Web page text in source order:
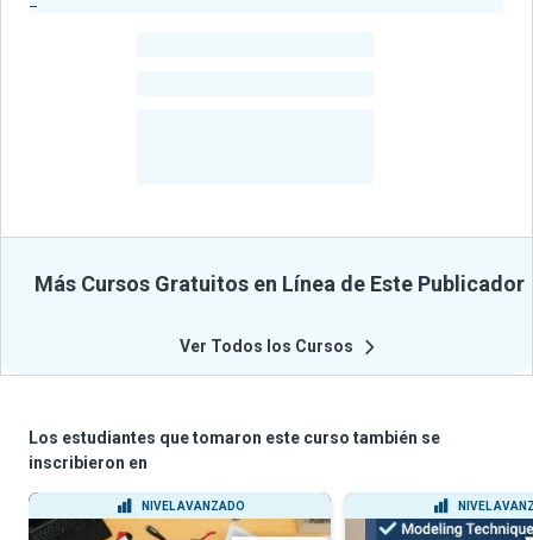
Más Cursos Gratuitos en Línea de Este Publicador
Ver Todos los Cursos
Los estudiantes que tomaron este curso también se
inscribieron en
NIVEL AVANZADO NIVEL